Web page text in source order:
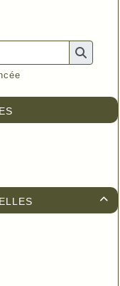
